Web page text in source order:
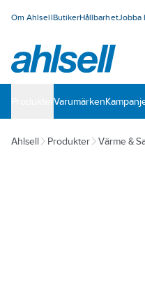
Om AhlsellButikerHållbarhetJobba
Varumärken
Ahlsell Produkter Värme &